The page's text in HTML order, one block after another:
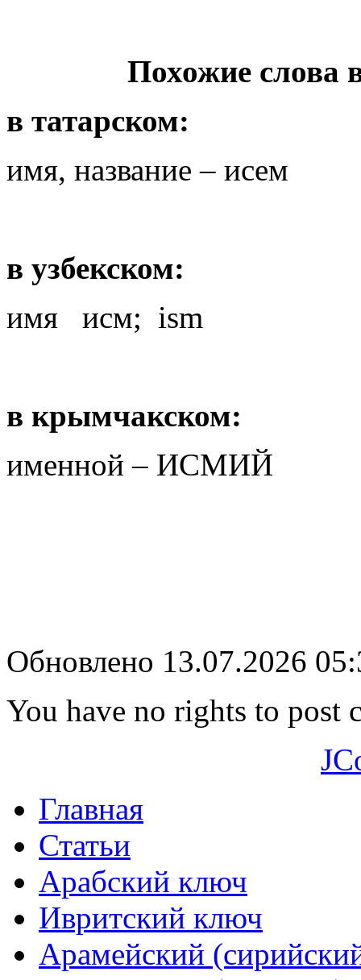
Похожие слова
в татарском:
имя, название – исем
в узбекском:
имя исм; ism
в крымчакском:
именной – ИСМИЙ
Обновлено 13.07.2026
You have no rights to post
Главная
Статьи
Арабский ключ
Ивритский ключ
Арамейский